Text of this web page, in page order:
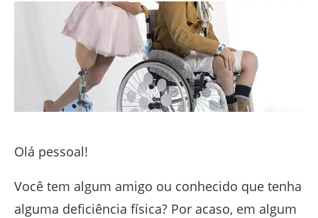
Olá pessoal!
Você tem algum amigo ou conhecido que tenha
alguma deficiência física? Por acaso, em algum